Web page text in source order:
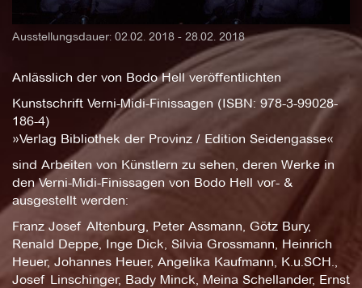
Ausstellungsdauer: 02.02. 2018 - 28.02. 2018
Anlässlich der von Bodo Hell veröffentlichten
Kunstschrift Verni-Midi-Finissagen (ISBN: 978-3-99028-
186-4)
»Verlag Bibliothek der Provinz / Edition Seidengasse«
sind Arbeiten von Künstlern zu sehen, deren Werke in
den Verni-Midi-Finissagen von Bodo Hell vor- &
ausgestellt werden:
Franz Josef Altenburg, Peter Assmann, Götz Bury,
Renald Deppe, Inge Dick, Silvia Grossmann, Heinrich
Heuer, Johannes Heuer, Angelika Kaufmann, K.u.SCH.,
Josef Linschinger, Bady Minck, Meina Schellander, Ernst